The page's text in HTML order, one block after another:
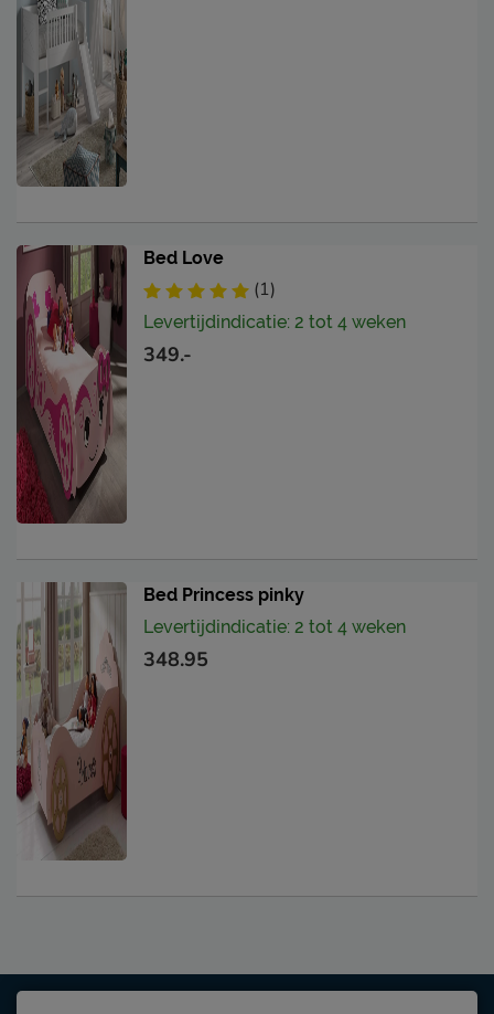
Bed Love
(1)
Levertijdindicatie: 2 tot 4 weken
349.-
Bed Princess pinky
Levertijdindicatie: 2 tot 4 weken
348.95